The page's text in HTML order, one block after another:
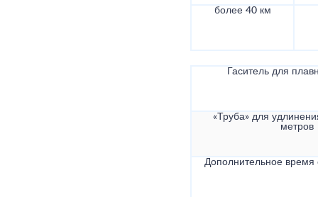
более 40 км
Гаситель для
«Труба» для
метров
Дополнительное